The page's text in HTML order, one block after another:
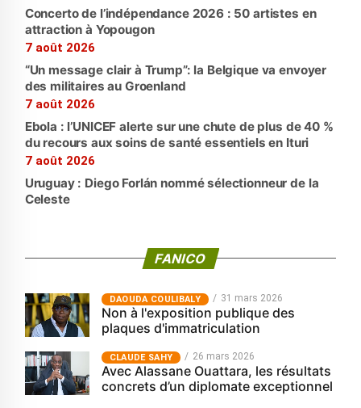
Concerto de l’indépendance 2026 : 50 artistes en
attraction à Yopougon
7 août 2026
“Un message clair à Trump”: la Belgique va envoyer
des militaires au Groenland
7 août 2026
Ebola : l’UNICEF alerte sur une chute de plus de 40 %
du recours aux soins de santé essentiels en Ituri
7 août 2026
Uruguay : Diego Forlán nommé sélectionneur de la
Celeste
FANICO
‎DAOUDA COULIBALY 31 mars 2026
Non à l'exposition publique des
plaques d'immatriculation
CLAUDE SAHY 26 mars 2026
Avec Alassane Ouattara, les résultats
concrets d’un diplomate exceptionnel